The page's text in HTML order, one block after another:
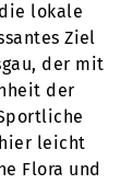
lokale
Ziel
der mit
der
leicht
Flora und